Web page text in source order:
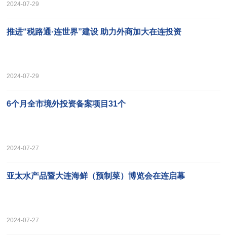
2024-07-29
推进“税路通·连世界”建设 助力外商加大在连投资
2024-07-29
6个月全市境外投资备案项目31个
2024-07-27
亚太水产品暨大连海鲜（预制菜）博览会在连启幕
2024-07-27